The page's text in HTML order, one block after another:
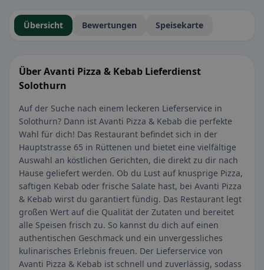
Übersicht Bewertungen Speisekarte
Über Avanti Pizza & Kebab Lieferdienst
Solothurn
Auf der Suche nach einem leckeren Lieferservice in
Solothurn? Dann ist Avanti Pizza & Kebab die perfekte
Wahl für dich! Das Restaurant befindet sich in der
Hauptstrasse 65 in Rüttenen und bietet eine vielfältige
Auswahl an köstlichen Gerichten, die direkt zu dir nach
Hause geliefert werden. Ob du Lust auf knusprige Pizza,
saftigen Kebab oder frische Salate hast, bei Avanti Pizza
& Kebab wirst du garantiert fündig. Das Restaurant legt
großen Wert auf die Qualität der Zutaten und bereitet
alle Speisen frisch zu. So kannst du dich auf einen
authentischen Geschmack und ein unvergessliches
kulinarisches Erlebnis freuen. Der Lieferservice von
Avanti Pizza & Kebab ist schnell und zuverlässig, sodass